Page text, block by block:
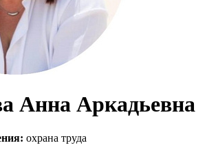
Анна Аркадьевна
охрана труда